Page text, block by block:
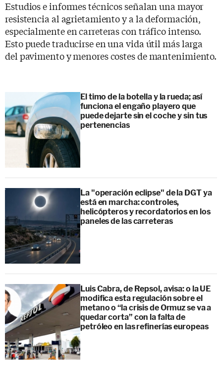
Estudios e informes técnicos señalan una mayor
resistencia al agrietamiento y a la deformación,
especialmente en carreteras con tráfico intenso.
Esto puede traducirse en una vida útil más larga
del pavimento y menores costes de mantenimiento.
El timo de la botella y la rueda; así
funciona el engaño playero que
puede dejarte sin el coche y sin tus
pertenencias
La "operación eclipse" de la DGT ya
está en marcha: controles,
helicópteros y recordatorios en los
paneles de las carreteras
Luis Cabra, de Repsol, avisa: o la UE
modifica esta regulación sobre el
metano o “la crisis de Ormuz se va a
quedar corta” con la falta de
petróleo en las refinerías europeas